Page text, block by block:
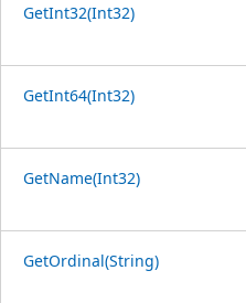
GetInt32(Int32)
GetInt64(Int32)
GetName(Int32)
GetOrdinal(String)